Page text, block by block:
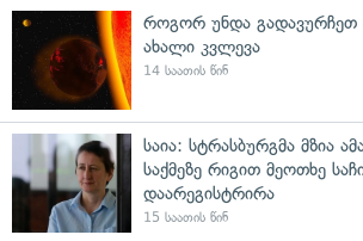
როგორ უნდა გადავურჩეთ
ახალი კვლევა
14 საათის წინ
საია: სტრასბურგმა მზია
საქმეზე რიგით მეოთხე
დაარეგისტრირა
15 საათის წინ